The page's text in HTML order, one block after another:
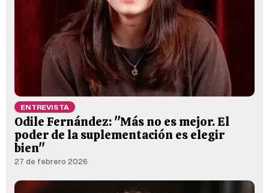
ENTREVISTA
Odile Fernández: "Más no es mejor. El
poder de la suplementación es elegir
bien"
27 de febrero 2026